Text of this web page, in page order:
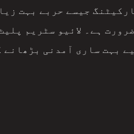
جیسے حربے بہت
ہے۔ لائیو سٹریم
بہت ساری آمدنی بڑھانے